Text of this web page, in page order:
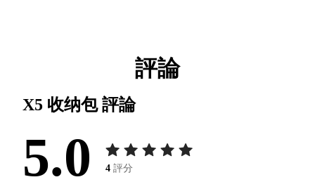
評論
X5 收纳包評論
5.0 4 評分